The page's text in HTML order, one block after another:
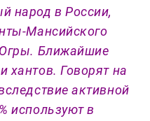
народ в России,
Мансийского
Ближайшие
хантов. Говорят на
активной
используют в